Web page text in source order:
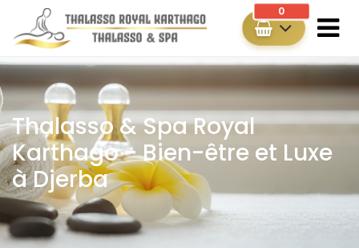
0
Thalasso & Spa Royal
Karthago - Bien-être et Luxe
à Djerba